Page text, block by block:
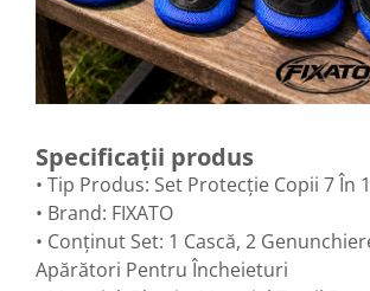
Specificații produs
• Tip Produs: Set Protecție Copii 7 În 1
• Brand: FIXATO
• Conținut Set: 1 Cască, 2
Apărători Pentru Încheieturi